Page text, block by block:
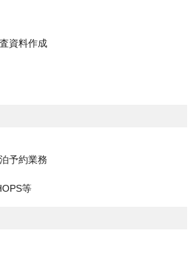
資料作成
予約業務
等